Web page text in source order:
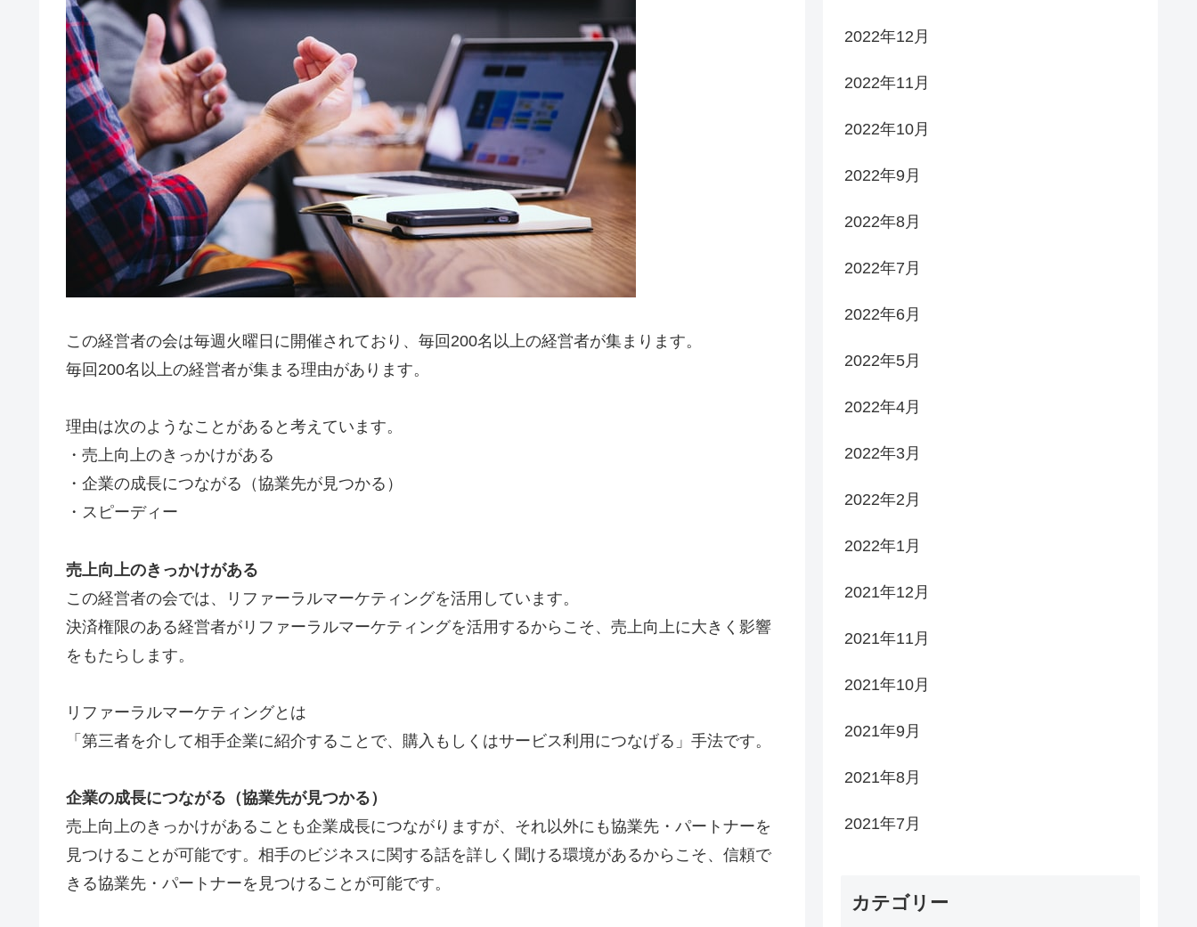
この経営者の会は毎週火曜日に開催されており、毎回200名以上の経営者が集まります。
毎回200名以上の経営者が集まる理由があります。
理由は次のようなことがあると考えています。
・売上向上のきっかけがある
・企業の成長につながる（協業先が見つかる）
・スピーディー
売上向上のきっかけがある
この経営者の会では、リファーラルマーケティングを活用しています。
決済権限のある経営者がリファーラルマーケティングを活用するからこそ、売上向上に大きく影響
をもたらします。
リファーラルマーケティングとは
「第三者を介して相手企業に紹介することで、購入もしくはサービス利用につなげる」手法です。
企業の成長につながる（協業先が見つかる）
売上向上のきっかけがあることも企業成長につながりますが、それ以外にも協業先・パートナーを
見つけることが可能です。相手のビジネスに関する話を詳しく聞ける環境があるからこそ、信頼で
きる協業先・パートナーを見つけることが可能です。
2022年12月
2022年11月
2022年10月
2022年9月
2022年8月
2022年7月
2022年6月
2022年5月
2022年4月
2022年3月
2022年2月
2022年1月
2021年12月
2021年11月
2021年10月
2021年9月
2021年8月
2021年7月
カテゴリー